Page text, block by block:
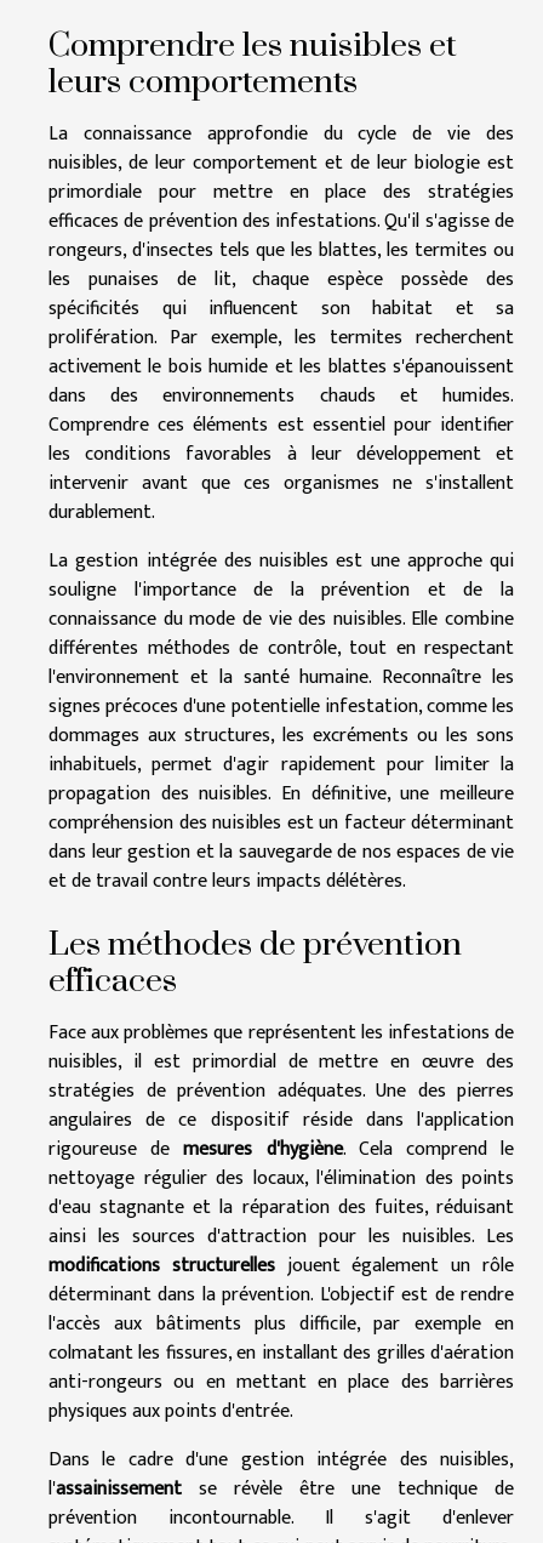
Comprendre les nuisibles et
leurs comportements
La connaissance approfondie du cycle de vie des
nuisibles, de leur comportement et de leur biologie est
primordiale pour mettre en place des stratégies
efficaces de prévention des infestations. Qu'il s'agisse de
rongeurs, d'insectes tels que les blattes, les termites ou
les punaises de lit, chaque espèce possède des
spécificités qui influencent son habitat et sa
prolifération. Par exemple, les termites recherchent
activement le bois humide et les blattes s'épanouissent
dans des environnements chauds et humides.
Comprendre ces éléments est essentiel pour identifier
les conditions favorables à leur développement et
intervenir avant que ces organismes ne s'installent
durablement.
La gestion intégrée des nuisibles est une approche qui
souligne l'importance de la prévention et de la
connaissance du mode de vie des nuisibles. Elle combine
différentes méthodes de contrôle, tout en respectant
l'environnement et la santé humaine. Reconnaître les
signes précoces d'une potentielle infestation, comme les
dommages aux structures, les excréments ou les sons
inhabituels, permet d'agir rapidement pour limiter la
propagation des nuisibles. En définitive, une meilleure
compréhension des nuisibles est un facteur déterminant
dans leur gestion et la sauvegarde de nos espaces de vie
et de travail contre leurs impacts délétères.
Les méthodes de prévention
efficaces
Face aux problèmes que représentent les infestations de
nuisibles, il est primordial de mettre en œuvre des
stratégies de prévention adéquates. Une des pierres
angulaires de ce dispositif réside dans l'application
rigoureuse demesures d'hygiène. Cela comprend le
nettoyage régulier des locaux, l'élimination des points
d'eau stagnante et la réparation des fuites, réduisant
ainsi les sources d'attraction pour les nuisibles. Les
modifications structurellesjouent également un rôle
déterminant dans la prévention. L'objectif est de rendre
l'accès aux bâtiments plus difficile, par exemple en
colmatant les fissures, en installant des grilles d'aération
anti-rongeurs ou en mettant en place des barrières
physiques aux points d'entrée.
Dans le cadre d'une gestion intégrée des nuisibles,
l'assainissement se révèle être une technique de
prévention incontournable. Il s'agit d'enlever